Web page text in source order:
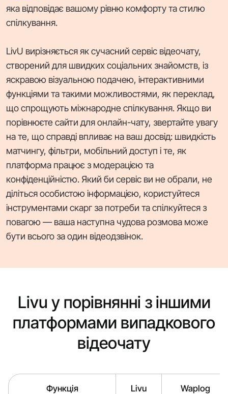
яка відповідає вашому рівню комфорту та стилю
спілкування.
LivU вирізняється як сучасний сервіс відеочату,
створений для швидких соціальних знайомств, із
яскравою візуальною подачею, інтерактивними
функціями та такими можливостями, як переклад,
що спрощують міжнародне спілкування. Якщо ви
порівнюєте сайти для онлайн-чату, звертайте увагу
на те, що справді впливає на ваш досвід: швидкість
матчингу, фільтри, мобільний доступ і те, як
платформа працює з модерацією та
конфіденційністю. Який би сервіс ви не обрали, не
діліться особистою інформацією, користуйтеся
інструментами скарг за потреби та спілкуйтеся з
повагою — ваша наступна чудова розмова може
бути всього за один відеодзвінок.
Livu у порівнянні з іншими
платформами випадкового
відеочату
Функція Livu Waplog